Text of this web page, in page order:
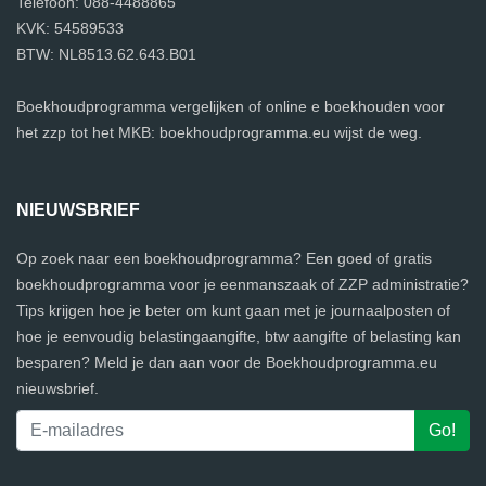
KVK: 54589533
BTW: NL8513.62.643.B01
Boekhoudprogramma vergelijken of online e boekhouden voor
het zzp tot het MKB: boekhoudprogramma.eu wijst de weg.
NIEUWSBRIEF
Op zoek naar een boekhoudprogramma? Een goed of gratis
boekhoudprogramma voor je eenmanszaak of ZZP administratie?
Tips krijgen hoe je beter om kunt gaan met je journaalposten of
hoe je eenvoudig belastingaangifte, btw aangifte of belasting kan
besparen? Meld je dan aan voor de Boekhoudprogramma.eu
nieuwsbrief.